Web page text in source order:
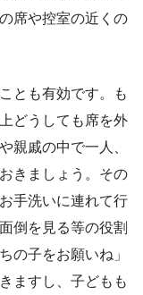
席や控室の近くの
ことも有効です。も
どうしても席を外
親戚の中で一人、
きましょう。その
手洗いに連れて行
倒を見る等の役割
の子をお願いね」
ますし、子どもも